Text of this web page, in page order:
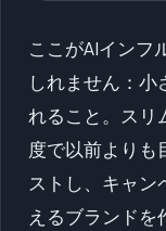
ここがAIインフ
しれません：
れること。スリ
度で以前よりも
ストし、キャン
えるブランド